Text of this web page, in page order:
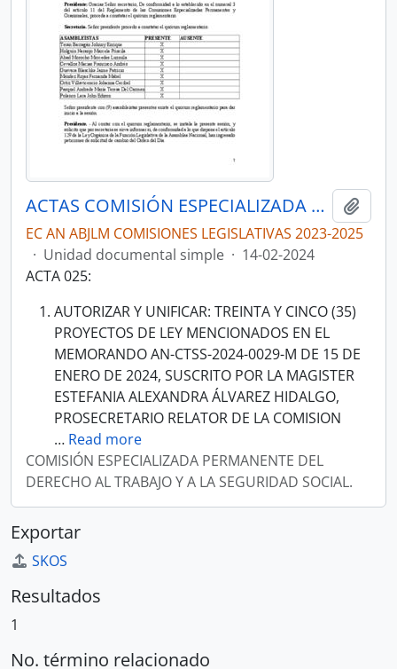
ACTAS COMISIÓN ESPECIALIZADA PERMANENTE DEL DERECHO AL TRABAJO Y A LA SEGURIDAD SOCIAL
EC AN ABJLM COMISIONES LEGISLATIVAS 2023-2025
· Unidad documental simple · 14-02-2024
ACTA 025:
AUTORIZAR Y UNIFICAR: TREINTA Y CINCO (35)
PROYECTOS DE LEY MENCIONADOS EN EL
MEMORANDO AN-CTSS-2024-0029-M DE 15 DE
ENERO DE 2024, SUSCRITO POR LA MAGISTER
ESTEFANIA ALEXANDRA ÁLVAREZ HIDALGO,
PROSECRETARIO RELATOR DE LA COMISION
… Read more
COMISIÓN ESPECIALIZADA PERMANENTE DEL
DERECHO AL TRABAJO Y A LA SEGURIDAD SOCIAL.
Exportar
SKOS
Resultados
1
No. término relacionado